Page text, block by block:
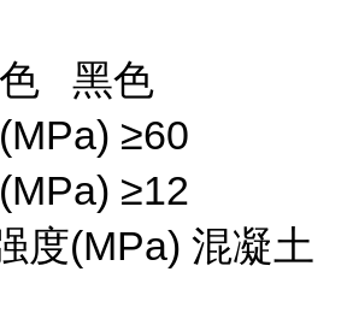
黑色
≥60
≥12
度(MPa) 混凝土